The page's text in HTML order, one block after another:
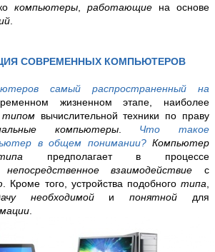
компьютеры работающие на основе
СОВРЕМЕННЫХ КОМПЬЮТЕРОВ
самый распространенный на
жизненном этапе, наиболее
типом вычислительной техники по праву
компьютеры. Что такое
в общем понимании? Компьютер
предполагает в процессе
непосредственное взаимодействие с
. Кроме того, устройства подобноготипа
необходимой ипонятной для